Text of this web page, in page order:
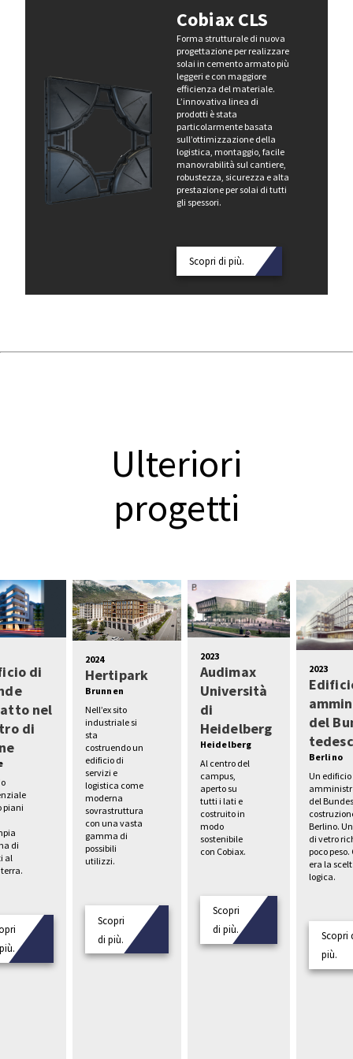
Cobiax CLS
Forma strutturale di nuova
progettazione per realizzare
solai in cemento armato più
leggeri e con maggiore
efficienza del materiale.
L’innovativa linea di
prodotti è stata
particolarmente basata
sull’ottimizzazione della
logistica, montaggio, facile
manovrabilità sul cantiere,
robustezza, sicurezza e alta
prestazione per solai di tutti
gli spessori.
Scopri di più.
Ulteriori
progetti
di
nel
di
piani
di
al
2024
Hertipark
Brunnen
Nell’ex sito
industriale si
sta
costruendo un
edificio di
servizi e
logistica come
moderna
sovrastruttura
con una vasta
gamma di
possibili
utilizzi.
Scopri
di più.
2023
Audimax
Università
di
Heidelberg
Heidelberg
Al centro del
campus,
aperto su
tutti i lati e
costruito in
modo
sostenibile
con Cobiax.
Scopri
di più.
2023
del
Berlino
Un edificio
del
Berlino.
di vetro
poco peso.
era la
logica.
Scopri
più.